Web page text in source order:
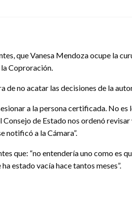
que Vanesa Mendoza ocupe la
Coproración.
de no acatar las decisiones de la
a la persona certificada. No
de Estado nos ordenó
notificó a la Cámara”.
que: “no entendería uno como es
estado vacía hace tantos meses”.